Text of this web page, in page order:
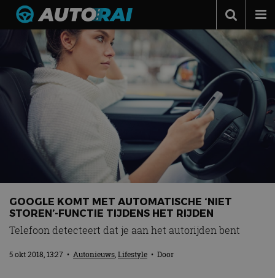
Autonieuws
Podcast
Autotests
Automerken
Adverteren
Contact
MotorRAI.nl
GOOGLE KOMT MET AUTOMATISCHE ‘NIET
STOREN’-FUNCTIE TIJDENS HET RIJDEN
Telefoon detecteert dat je aan het autorijden bent
5 okt 2018, 13:27 • Autonieuws,Lifestyle • Door